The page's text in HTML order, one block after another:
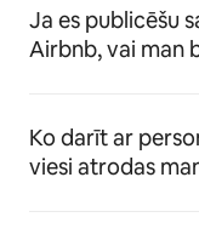
Ja es publicēšu
Airbnb, vai man
Ko darīt ar
viesi atrodas